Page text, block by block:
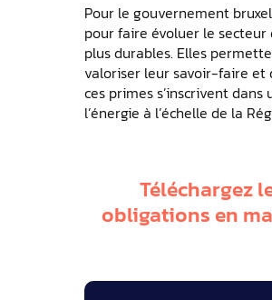
Pour le gouvernement
pour faire évoluer le
plus durables. Elles
valoriser leur savoir-faire et
ces primes s’inscrivent
l’énergie à l’échelle de la
Téléchargez
obligations en